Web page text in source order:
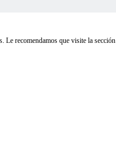
Le recomendamos que visite la sección